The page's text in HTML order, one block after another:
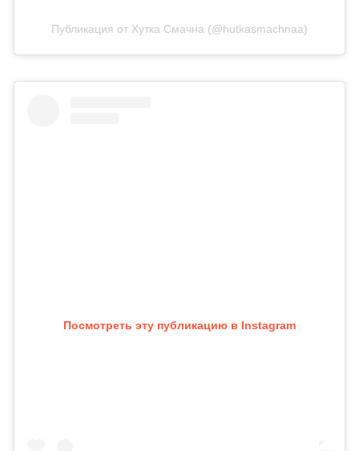
Публикация от Хутка Смачна (@hutkasmachnaa)
Посмотреть эту публикацию в Instagram